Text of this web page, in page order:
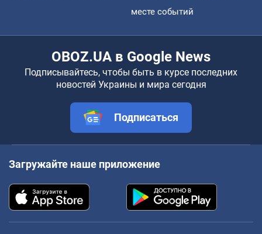
месте событий
OBOZ.UA в Google News
Подписывайтесь, чтобы быть в курсе последних
новостей Украины и мира сегодня
Подписаться
Загружайте наше приложение